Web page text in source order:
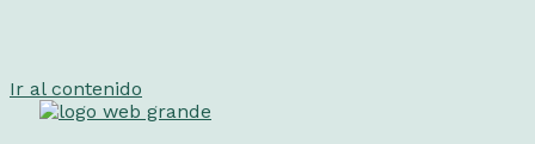
Ir al contenido